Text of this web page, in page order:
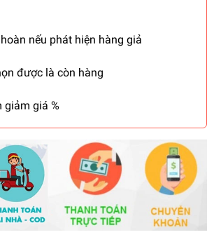
nếu phát hiện hàng giả
được là còn hàng
giảm giá %